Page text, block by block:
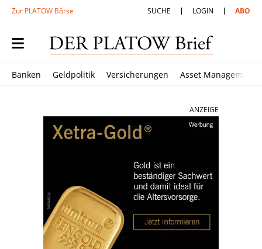
Zur PLATOW Börse SUCHE LOGIN ABO
Banken Geldpolitik Versicherungen Asset Management
ANZEIGE